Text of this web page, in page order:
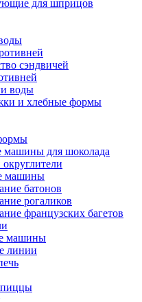
для шприцов
сэндвичей
воды
и хлебные формы
для шоколада
машины
батонов
рогаликов
французских багетов
машины
линии
пиццы